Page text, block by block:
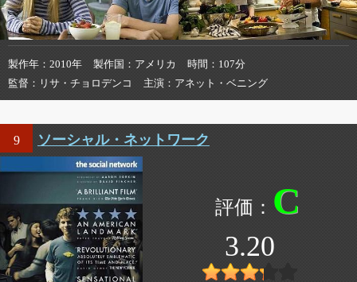
製作年 2010年 製作国 アメリカ 時間
107分
監督
リサ・チョロデンコ 主演 アネット・ベニング
9 ソーシャル・ネットワーク
C
3.20